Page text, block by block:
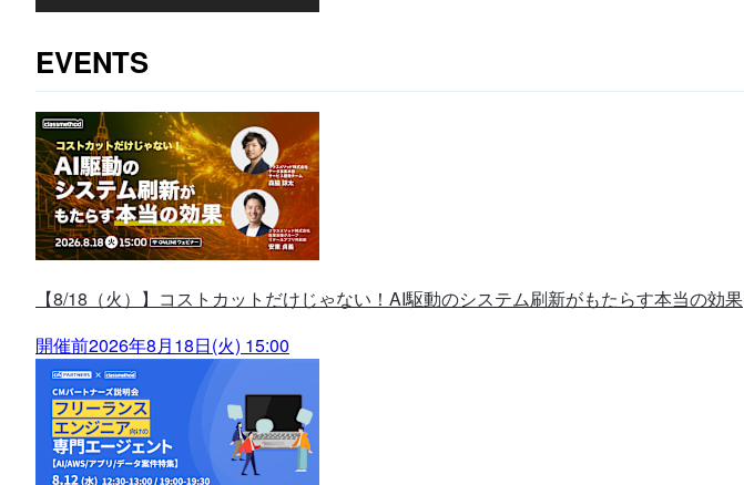
EVENTS
【8/18（火）】コストカットだけじゃない！AI駆動のシステム刷新がもたらす本当の効果
開催前2026年8月18日(火) 15:00